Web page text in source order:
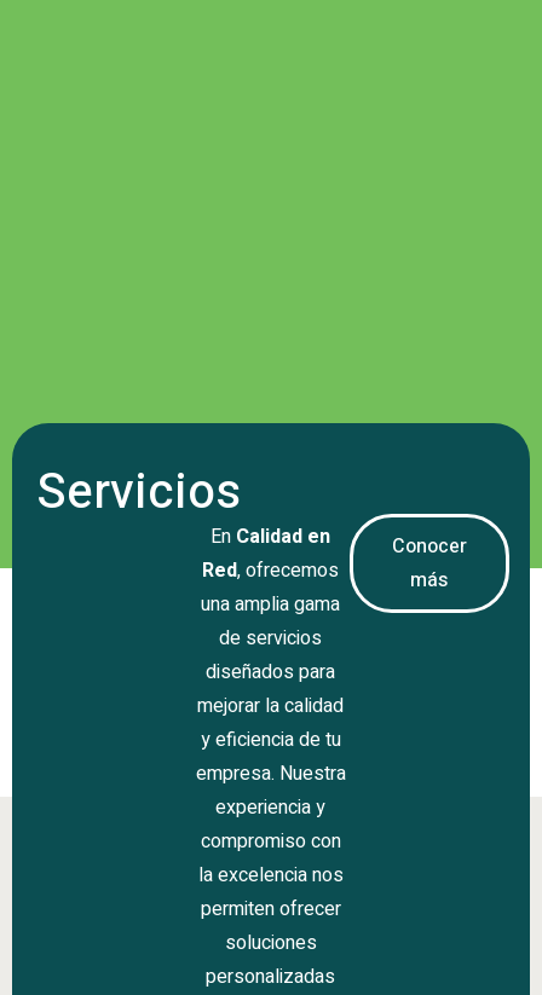
Servicios
En Calidad en
Red, ofrecemos
una amplia gama
de servicios
diseñados para
mejorar la calidad
y eficiencia de tu
empresa. Nuestra
experiencia y
compromiso con
la excelencia nos
permiten ofrecer
soluciones
personalizadas
Conocer
más